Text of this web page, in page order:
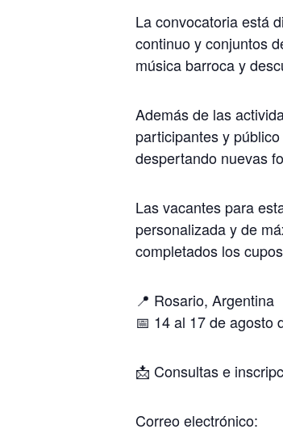
La convocatoria está
continuo y conjuntos
música barroca y
Además de las
participantes y
despertando nuevas
Las vacantes para
personalizada y de
completados los
📍 Rosario, Argentina
📅 14 al 17 de agosto
📩 Consultas e
Correo electrónico: